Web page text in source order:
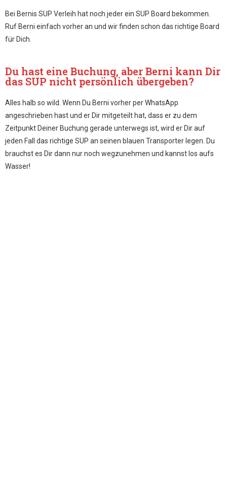
Bei Bernis SUP Verleih hat noch jeder ein SUP Board bekommen.
Ruf Berni einfach vorher an und wir finden schon das richtige Board
für Dich.
Du hast eine Buchung, aber Berni kann Dir
das SUP nicht persönlich übergeben?
Alles halb so wild. Wenn Du Berni vorher per WhatsApp
angeschrieben hast und er Dir mitgeteilt hat, dass er zu dem
Zeitpunkt Deiner Buchung gerade unterwegs ist, wird er Dir auf
jeden Fall das richtige SUP an seinen blauen Transporter legen. Du
brauchst es Dir dann nur noch wegzunehmen und kannst los aufs
Wasser!